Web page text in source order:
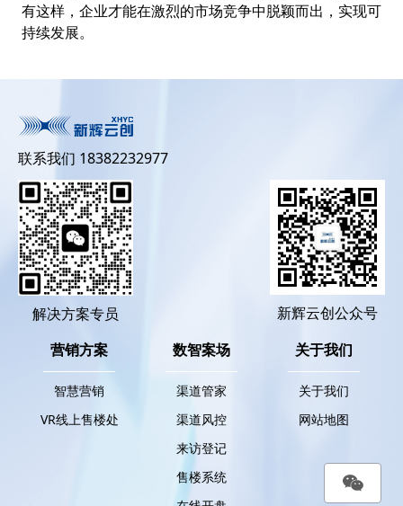
有这样，企业才能在激烈的市场竞争中脱颖而出，实现可
持续发展。
联系我们 18382232977
解决方案专员
新辉云创公众号
营销方案
智慧营销
VR线上售楼处
数智案场
渠道管家
渠道风控
来访登记
售楼系统
关于我们
关于我们
网站地图